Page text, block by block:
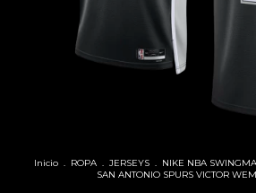
Inicio . ROPA . JERSEYS . NIKE NBA
SAN ANTONIO SPURS VICTOR